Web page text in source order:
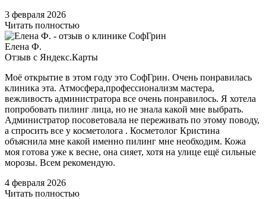
3 февраля 2026
Читать полностью
Елена Ф.
Отзыв с Яндекс.Карты
Моё открытие в этом году это СофГрин. Очень понравилась
клиника эта. Атмосфера,профессионализм мастера,
вежливость администратора все очень понравилось. Я хотела
попробовать пилинг лица, но не знала какой мне выбрать.
Администратор посоветовала не переживать по этому поводу,
а спросить все у косметолога . Косметолог Кристина
объяснила мне какой именно пилинг мне необходим. Кожа
моя готова уже к весне, она сияет, хотя на улице ещё сильные
морозы. Всем рекомендую.
4 февраля 2026
Читать полностью